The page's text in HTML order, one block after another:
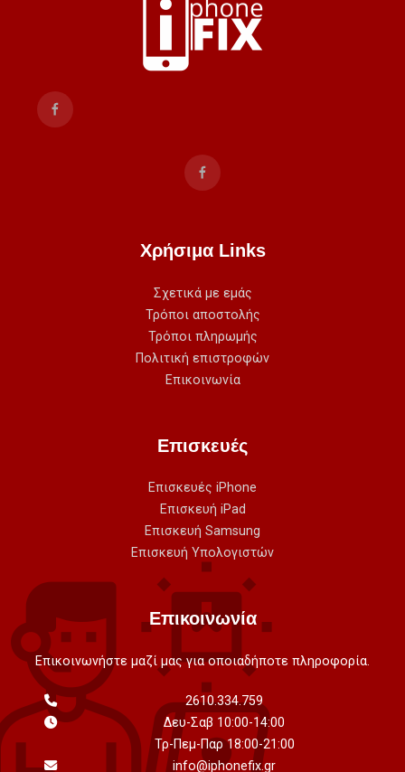
Χρήσιμα Links
Σχετικά με εμάς
Τρόποι αποστολής
Τρόποι πληρωμής
Πολιτική επιστροφών
Επικοινωνία
Επισκευές
Επισκευές iPhone
Επισκευή iPad
Επισκευή Samsung
Επισκευή Υπολογιστών
Επικοινωνία
Επικοινωνήστε μαζί μας για οποιαδήποτε πληροφορία.
2610.334.759
Δευ-Σαβ 10:00-14:00
Τρ-Πεμ-Παρ 18:00-21:00
info@iphonefix.gr